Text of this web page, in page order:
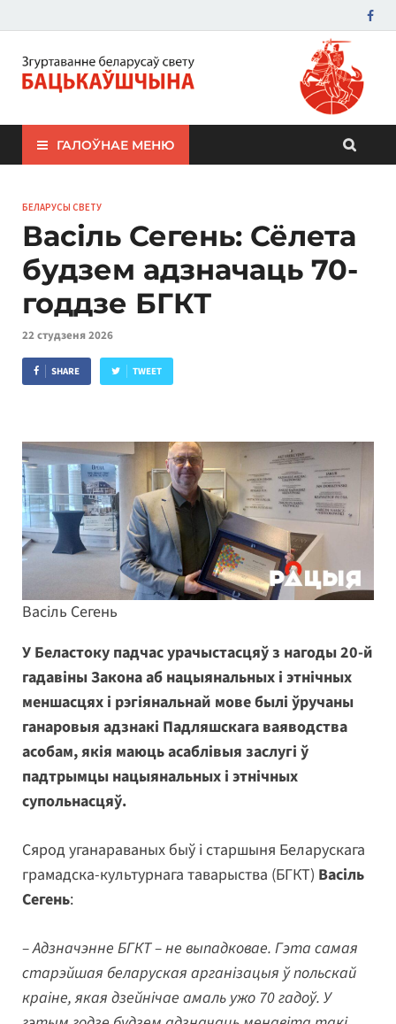
ЗБС "Бацькаўшчына"
ГАЛОЎНАЕ МЕНЮ
БЕЛАРУСЫ СВЕТУ
Васіль Сегень: Сёлета
будзем адзначаць 70-
годдзе БГКТ
22 студзеня 2026
SHARE TWEET
Васіль Сегень
У Беластоку падчас урачыстасцяў з нагоды 20-й
гадавіны Закона аб нацыянальных і этнічных
меншасцях і рэгіянальнай мове былі ўручаны
ганаровыя адзнакі Падляшскага ваяводства
асобам, якія маюць асаблівыя заслугі ў
падтрымцы нацыянальных і этнічных
супольнасцяў.
Сярод уганараваных быў і старшыня Беларускага
грамадска-культурнага таварыства (БГКТ) Васіль
Сегень:
– Адзначэнне БГКТ – не выпадковае. Гэта самая
старэйшая беларуская арганізацыя ў польскай
краіне, якая дзейнічае амаль ужо 70 гадоў. У